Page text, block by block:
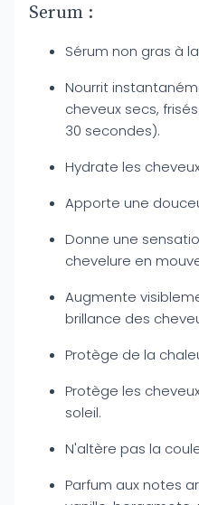
Serum :
Sérum non gras à
Nourrit
cheveux secs,
30 secondes).
Hydrate les
Apporte une
Donne une
chevelure en
Augmente
brillance des
Protège de la
Protège les
soleil.
N'altère pas la
Parfum aux notes